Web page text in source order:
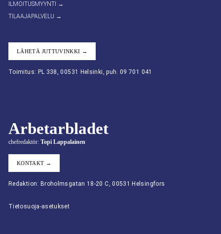
ILMOITUSMYYNTI →
TILAAJAPALVELU →
LÄHETÄ JUTTUVINKKI →
Toimitus: PL 338, 00531 Helsinki, puh. 09 701 041
Arbetarbladet
chefredaktör: Topi Lappalainen
KONTAKT →
Redaktion: Broholmsgatan 18-20 C, 00531 Helsingfors
Tietosuoja-asetukset